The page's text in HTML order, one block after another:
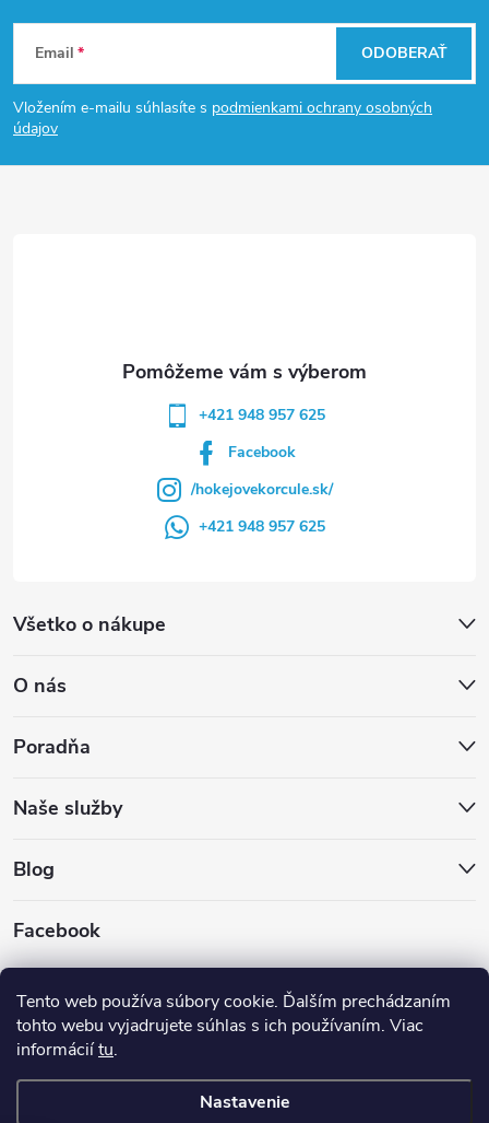
Tento web používa súbory cookie. Ďalším prechádzaním
tohto webu vyjadrujete súhlas s ich používaním. Viac
informáciítu.
Nastavenie
Z
á
p
Email
Vložením e-mailu súhlasíte s podmienkami ochrany osobných
údajov
ODOBERAŤ
Všetko o nákupe
O nás
Poradňa
Naše služby
Blog
Facebook
Hokejovekorcule.sk
+421 948 957 625
Facebook
/hokejovekorcule.sk/
+421 948 957 625